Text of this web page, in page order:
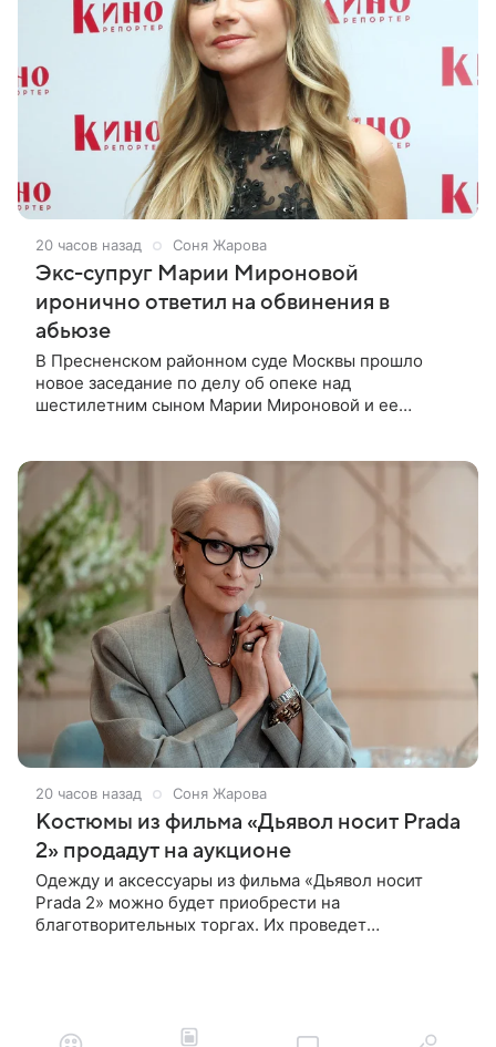
20 часов назад Соня Жарова
Экс-супруг Марии Мироновой
иронично ответил на обвинения в
абьюзе
В Пресненском районном суде Москвы прошло
новое заседание по делу об опеке над
шестилетним сыном Марии Мироновой и ее
20 часов назад Соня Жарова
Костюмы из фильма «Дьявол носит Prada
2» продадут на аукционе
Одежду и аксессуары из фильма «Дьявол носит
Prada 2» можно будет приобрести на
благотворительных торгах. Их проведет